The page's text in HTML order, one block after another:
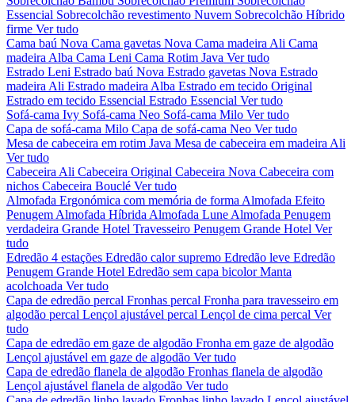
Essencial Sobrecolchão revestimento Nuvem Sobrecolchão Híbrido
firme Ver tudo
Cama baú Nova Cama gavetas Nova Cama madeira Ali Cama
madeira Alba Cama Leni Cama Rotim Java Ver tudo
Estrado Leni Estrado baú Nova Estrado gavetas Nova Estrado
madeira Ali Estrado madeira Alba Estrado em tecido Original
Estrado em tecido Essencial Estrado Essencial Ver tudo
Sofá-cama Ivy Sofá-cama Neo Sofá-cama Milo Ver tudo
Capa de sofá-cama Milo Capa de sofá-cama Neo Ver tudo
Mesa de cabeceira em rotim Java Mesa de cabeceira em madeira Ali
Ver tudo
Cabeceira Ali Cabeceira Original Cabeceira Nova Cabeceira com
nichos Cabeceira Bouclé Ver tudo
Almofada Ergonómica com memória de forma Almofada Efeito
Penugem Almofada Híbrida Almofada Lune Almofada Penugem
verdadeira Grande Hotel Travesseiro Penugem Grande Hotel Ver
tudo
Edredão 4 estações Edredão calor supremo Edredão leve Edredão
Penugem Grande Hotel Edredão sem capa bicolorManta
acolchoada Ver tudo
Capa de edredão percal Fronhas percal Fronha para travesseiro em
algodão percal Lençol ajustável percal Lençol de cima percal Ver
tudo
Capa de edredão em gaze de algodão Fronha em gaze de algodão
Lençol ajustável em gaze de algodão Ver tudo
Capa de edredão flanela de algodão Fronhas flanela de algodão
Lençol ajustável flanela de algodão Ver tudo